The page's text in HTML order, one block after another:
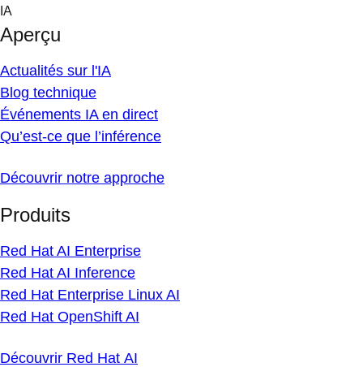
Skip
content
IA
Aperçu
Actualités sur l'IA
Blog technique
Événements IA en direct
Qu’est-ce que l’inférence
Découvrir notre approche
Produits
Red Hat AI Enterprise
Red Hat AI Inference
Red Hat Enterprise Linux AI
Red Hat OpenShift AI
Découvrir Red Hat AI